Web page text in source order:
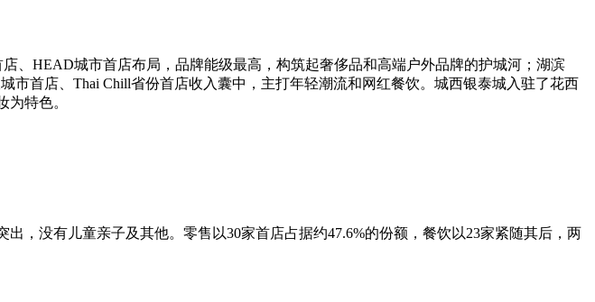
、HEAD城市首店布局，品牌能级最高，构筑起奢侈品和高端户外品牌的护城河；湖滨
首店、Thai Chill省份首店收入囊中，主打年轻潮流和网红餐饮。城西银泰城入驻了花西
特色。
，没有儿童亲子及其他。零售以30家首店占据约47.6%的份额，餐饮以23家紧随其后，两